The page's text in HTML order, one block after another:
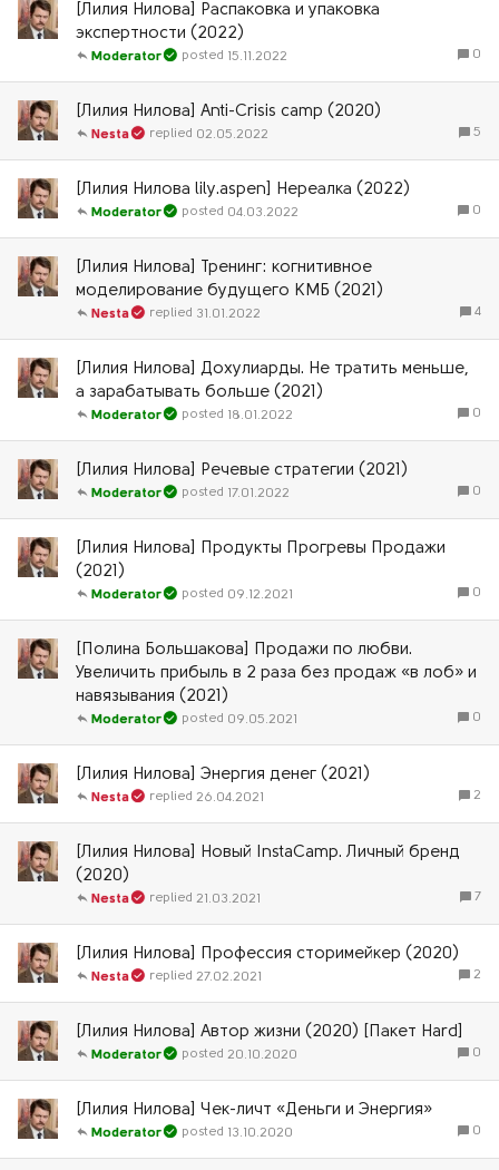
[Лилия Нилова] Распаковка и упаковка
экспертности (2022)
0
15.11.2022
Moderator
[Лилия Нилова] Anti-Crisis camp (2020)
5
02.05.2022
Nesta
[Лилия Нилова lily.aspen] Нереалка (2022)
0
04.03.2022
Moderator
[Лилия Нилова] Тренинг: когнитивное
моделирование будущего КМБ (2021)
4
31.01.2022
Nesta
[Лилия Нилова] Дохулиарды. Не тратить меньше,
а зарабатывать больше (2021)
0
18.01.2022
Moderator
[Лилия Нилова] Речевые стратегии (2021)
0
17.01.2022
Moderator
[Лилия Нилова] Продукты Прогревы Продажи
(2021)
0
09.12.2021
Moderator
[Полина Большакова] Продажи по любви.
Увеличить прибыль в 2 раза без продаж «в лоб» и
навязывания (2021)
0
09.05.2021
Moderator
[Лилия Нилова] Энергия денег (2021)
2
26.04.2021
Nesta
[Лилия Нилова] Новый InstaCamp. Личный бренд
(2020)
7
21.03.2021
Nesta
[Лилия Нилова] Профессия сторимейкер (2020)
2
27.02.2021
Nesta
[Лилия Нилова] Автор жизни (2020) [Пакет Hard]
0
20.10.2020
Moderator
[Лилия Нилова] Чек-личт «Деньги и Энергия»
0
13.10.2020
Moderator